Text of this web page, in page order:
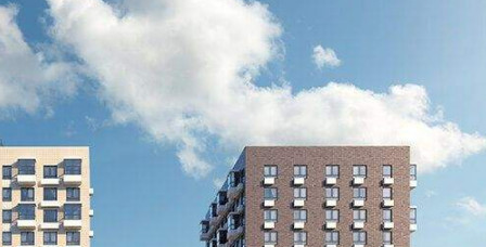
Назначение
Не указано
Размер площади (м2)
Цена за помещение
10 475 520 руб.
О помещении